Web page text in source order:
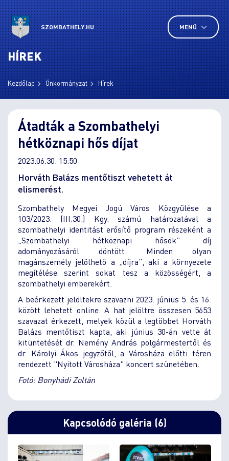
SZOMBATHELY.HU MENÜ
HÍREK
Kezdőlap Önkormányzat Hírek
Átadták a Szombathelyi
hétköznapi hős díjat
2023.06.30. 15:50
Horváth Balázs mentőtiszt vehetett át
elismerést.
Szombathely Megyei Jogú Város Közgyűlése a
103/2023. (III.30.) Kgy. számú határozatával a
szombathelyi identitást erősítő program részeként a
„Szombathelyi hétköznapi hősök” díj
adományozásáról döntött. Minden olyan
magánszemély jelölhető a „díjra”, aki a környezete
megítélése szerint sokat tesz a közösségért, a
szombathelyi emberekért.
A beérkezett jelöltekre szavazni 2023. június 5. és 16.
között lehetett online. A hat jelöltre összesen 5653
szavazat érkezett, melyek közül a legtöbbet Horváth
Balázs mentőtiszt kapta, aki június 30-án vette át
kitüntetését dr. Nemény András polgármestertől és
dr. Károlyi Ákos jegyzőtől, a Városháza előtti téren
rendezett "Nyitott Városháza" koncert szünetében.
Fotó: Bonyhádi Zoltán
Kapcsolódó galéria (6)